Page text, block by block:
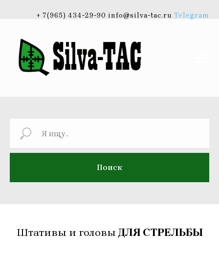
+ 7(965) 434-29-90 info@silva-tac.ru Telegram
Поиск
Штативы и головы ДЛЯ СТРЕЛЬБЫ